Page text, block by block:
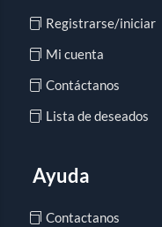
Registrarse/iniciar
Mi cuenta
Contáctanos
Lista de deseados
Ayuda
Contactanos